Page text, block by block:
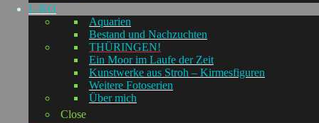
L-KO
Aquarien
Bestand und Nachzuchten
THÜRINGEN!
Ein Moor im Laufe der Zeit
Kunstwerke aus Stroh – Kirmesfiguren
Weitere Fotoserien
Über mich
Close